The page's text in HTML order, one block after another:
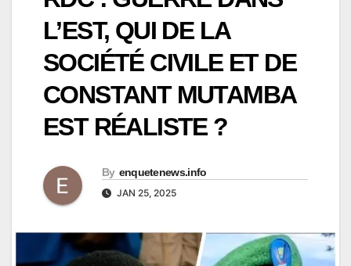
L’EST, QUI DE LA
SOCIÉTÉ CIVILE ET DE
CONSTANT MUTAMBA
EST RÉALISTE ?
By enquetenews.info
JAN 25, 2025